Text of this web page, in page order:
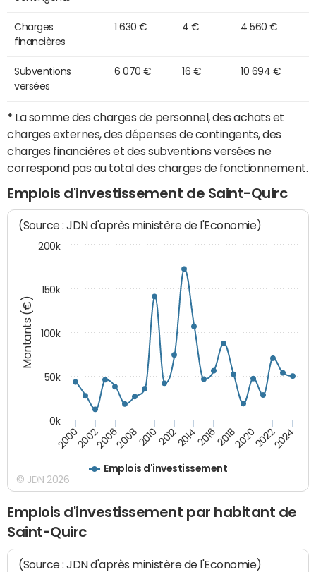
Charges
financières
1 630 € 4 € 4 560 €
Subventions
versées
6 070 € 16 € 10 694 €
* La somme des charges de personnel, des achats et
charges externes, des dépenses de contingents, des
charges financières et des subventions versées ne
correspond pas au total des charges de fonctionnement.
Emplois d'investissement de Saint-Quirc
Montants (€)
(Source : JDN d'après ministère de l'Economie)
Emplois d'investissement
200020022006200820102012201420162018202020222024
0k
50k
100k
150k
200k
© JDN 2026
Emplois d'investissement par habitant de
Saint-Quirc
(Source : JDN d'après ministère de l'Economie)